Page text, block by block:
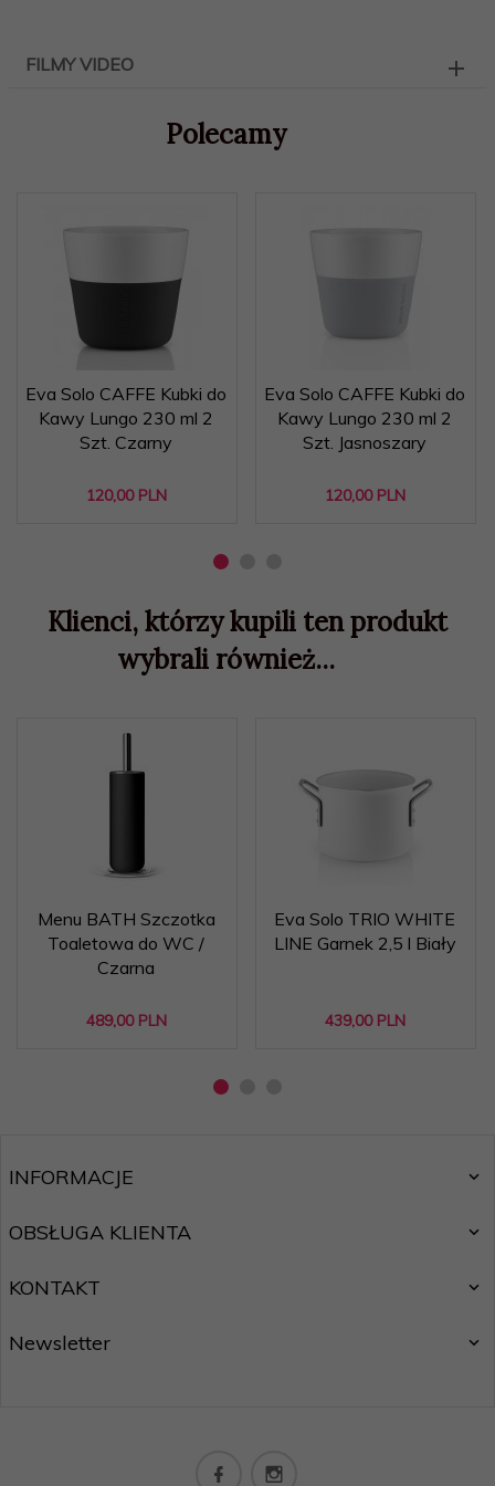
FILMY VIDEO
Polecamy
Eva Solo CAFFE Kubki do
Kawy Lungo 230 ml 2
Szt. Czarny
120,00 PLN
Eva Solo CAFFE Kubki do
Kawy Lungo 230 ml 2
Szt. Jasnoszary
120,00 PLN
Klienci, którzy kupili ten produkt
wybrali również...
Menu BATH Szczotka
Toaletowa do WC /
Czarna
489,00 PLN
Eva Solo TRIO WHITE
LINE Garnek 2,5 l Biały
439,00 PLN
INFORMACJE
OBSŁUGA KLIENTA
KONTAKT
Newsletter